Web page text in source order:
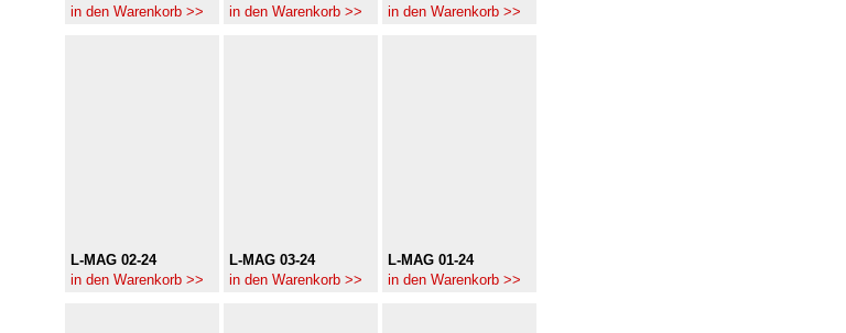
in den Warenkorb >>
in den Warenkorb >>
in den Warenkorb >>
L-MAG 02-24
in den Warenkorb >>
L-MAG 03-24
in den Warenkorb >>
L-MAG 01-24
in den Warenkorb >>